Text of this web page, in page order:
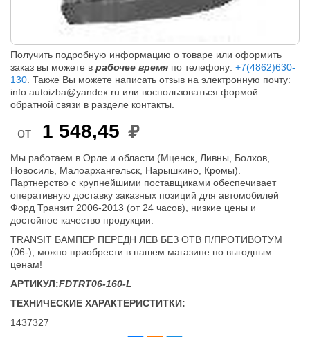
Получить подробную информацию о товаре или оформить
заказ вы можете в рабочее время по телефону: +7(4862)630-
130 . Также Вы можете написать отзыв на электронную почту:
info.autoizba@yandex.ru или воспользоваться формой
обратной связи в разделе контакты.
от 1 548,45
Мы работаем в Орле и области (Мценск, Ливны, Болхов,
Новосиль, Малоархангельск, Нарышкино, Кромы).
Партнерство с крупнейшими поставщиками обеспечивает
оперативную доставку заказных позиций для автомобилей
Форд Транзит 2006-2013 (от 24 часов), низкие цены и
достойное качество продукции.
TRANSIT БАМПЕР ПЕРЕДН ЛЕВ БЕЗ ОТВ П/ПРОТИВОТУМ
(06-), можно приобрести в нашем магазине по выгодным
ценам!
АРТИКУЛ:FDTRT06-160-L
ТЕХНИЧЕСКИЕ ХАРАКТЕРИСТИТКИ:
1437327